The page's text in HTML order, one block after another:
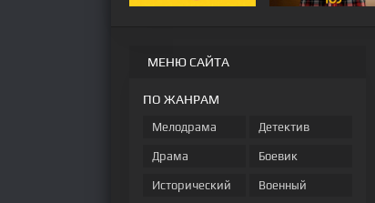
МЕНЮ САЙТА
ПО ЖАНРАМ
Мелодрама
Драма
Исторический
Детектив
Боевик
Военный